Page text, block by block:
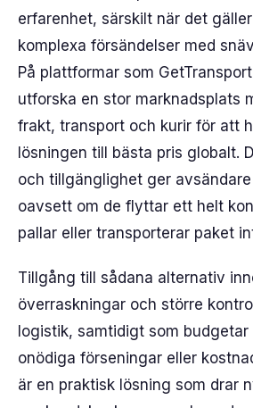
erfarenhet, särskilt när det
komplexa försändelser med
På plattformar som
utforska en stor marknadsplats
frakt, transport och kurir för att
lösningen till bästa pris globalt.
och tillgänglighet ger
oavsett om de flyttar ett helt
pallar eller transporterar paket
Tillgång till sådana alternativ
överraskningar och större
logistik, samtidigt som
onödiga förseningar eller
är en praktisk lösning som drar